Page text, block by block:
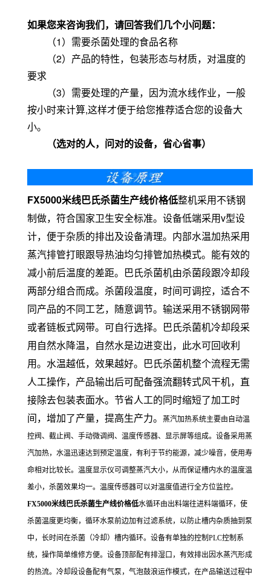
如果您来咨询我们，请回答我们几个小问题：
（1）需要杀菌处理的食品名称
（2）产品的特性，包装形态与材质，对温度的
要求
（3）需要处理的产量，因为流水线作业，一般
按小时来计算,这样才便于给您推荐适合您的设备大
小。
（选对的人，问对的设备，省心省事）
FX5000米线巴氏杀菌生产线价格低整机采用不锈钢
制做，符合国家卫生安全标准。设备低端采用v型设
计，便于杂质的排出及设备清理。内部水温加热采用
蒸汽排管打眼跟导热油均匀排管加热模式。能有效的
减小前后温度的差距。巴氏杀菌机由杀菌段跟冷却段
两部分组合而成。杀菌段温度，时间可调控，适合不
同产品的不同工艺，随意调节。输送采用不锈钢网带
或者链板式网带。可自行选择。巴氏杀菌机冷却段采
用自然水降温，自然水是边进变出，此水可回收利
用。水温越低，效果越好。巴氏杀菌机整个流程无需
人工操作，产品输出后可配备强流翻转式风干机，直
接除去包装表面水。节省人工的同时缩短了加工时
间，增加了产量，提高生产力。
蒸汽加热系统主要由自动温
控阀、截止阀、手动微调阀、温度传感器、显示屏等组成。设备采用蒸
汽加热，水温迅速达到预定温度，有利于节约能源，减少噪音，使用寿
命相对比较长。温度显示仪可调整蒸汽大小，从而保证槽内水的温度温
差小，杀菌效果均一。温度传感器可以对温度值进行全方位监控。
FX5000米线巴氏杀菌生产线价格低水循环由出料端往进料端循环，使
杀菌温度更均衡，循环水泵前边加有过滤系统，以防止槽内杂质抽到泵
中，长时间在杀菌（冷却）槽内循环。设备有单独的控制PLC控制系
统，操作简单维修方便。设备顶部配有排湿口，有效排出因水蒸汽形成
的热流。冷却段设备配有气泵，气泡鼓浪运作模式，在产品输送过程中